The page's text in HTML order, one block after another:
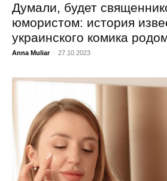
Думали, будет
юмористом: история
украинского комика
Anna Muliar - 27.10.2023